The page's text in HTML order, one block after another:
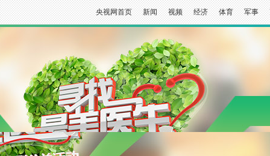
央视网首页 新闻 视频 经济 体育 军事